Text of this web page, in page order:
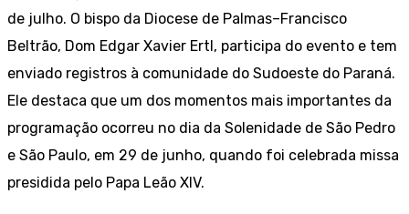
de julho. O bispo da Diocese de Palmas–Francisco
Beltrão, Dom Edgar Xavier Ertl, participa do evento e tem
enviado registros à comunidade do Sudoeste do Paraná.
Ele destaca que um dos momentos mais importantes da
programação ocorreu no dia da Solenidade de São Pedro
e São Paulo, em 29 de junho, quando foi celebrada missa
presidida pelo Papa Leão XIV.